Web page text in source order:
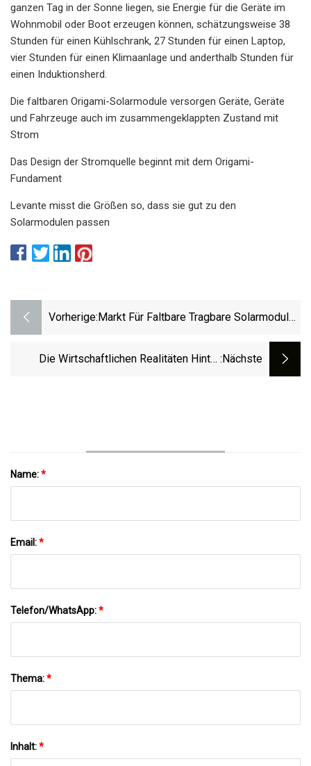
ganzen Tag in der Sonne liegen, sie Energie für die Geräte im
Wohnmobil oder Boot erzeugen können, schätzungsweise 38
Stunden für einen Kühlschrank, 27 Stunden für einen Laptop,
vier Stunden für einen Klimaanlage und anderthalb Stunden für
einen Induktionsherd.
Die faltbaren Origami-Solarmodule versorgen Geräte, Geräte
und Fahrzeuge auch im zusammengeklappten Zustand mit
Strom
Das Design der Stromquelle beginnt mit dem Origami-
Fundament
Levante misst die Größen so, dass sie gut zu den
Solarmodulen passen
Vorherige: Markt Für Faltbare Tragbare Solarmodule
Wettbewerbslandschaft 2023
Die Wirtschaftlichen Realitäten Hinter :nächste
Name:*
Email:*
Telefon/WhatsApp:*
Thema:*
Inhalt:*